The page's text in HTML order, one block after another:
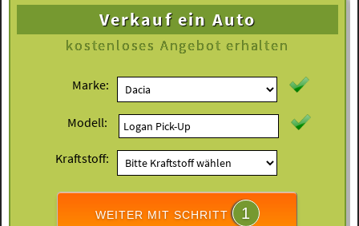
Verkauf ein Auto
kostenloses Angebot erhalten
Marke:
Modell:
Kraftstoff:
WEITER MIT SCHRITT 1